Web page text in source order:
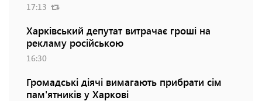
17:13
Харківський депутат витрачає гроші на
рекламу російською
16:30
Громадські діячі вимагають прибрати сім
пам'ятників у Харкові